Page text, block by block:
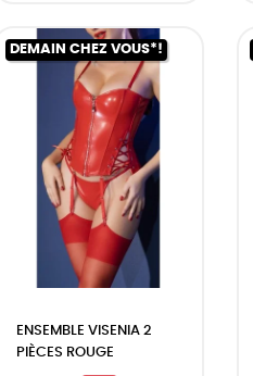
DEMAIN CHEZ VOUS*!
ENSEMBLE VISENIA 2
PIÈCES ROUGE